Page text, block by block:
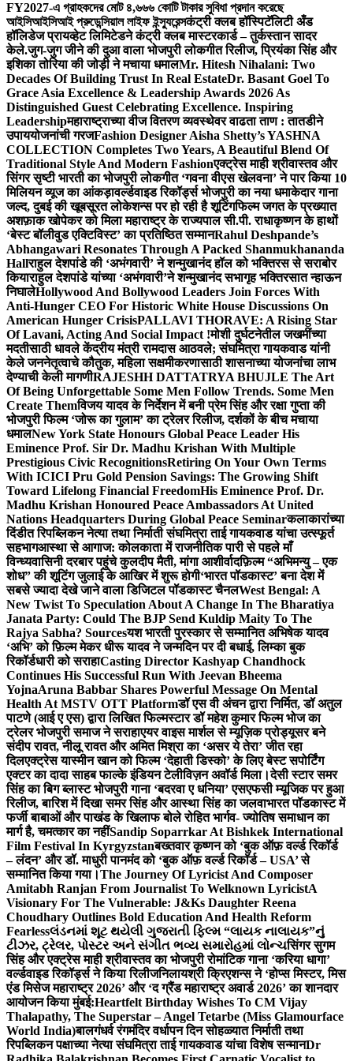
FY2027-এ গ্রাহকদের মোট ৪,৬৬৬ কোটি টাকার সুবিধা প্রদান করেছে
আইসিআইসিআই প্রুডেন্সিয়াল লাইফ ইন্স্যুরেন্সकंट्री क्लब हॉस्पिटॅलिटी अँड
हॉलिडेज प्रायव्हेट लिमिटेडने कंट्री क्लब मास्टरकार्ड – तुर्कस्तान सादर
केले.जुग-जुग जीने की दुआ वाला भोजपुरी लोकगीत रिलीज, प्रियंका सिंह और
इशिका तोरिया की जोड़ी ने मचाया धमालMr. Hitesh Nihalani: Two
Decades Of Building Trust In Real EstateDr. Basant Goel To
Grace Asia Excellence & Leadership Awards 2026 As
Distinguished Guest Celebrating Excellence. Inspiring
Leadershipमहाराष्ट्राच्या वीज वितरण व्यवस्थेवर वाढता ताण : तातडीने
उपाययोजनांची गरजFashion Designer Aisha Shetty’s YASHNA
COLLECTION Completes Two Years, A Beautiful Blend Of
Traditional Style And Modern Fashionएक्ट्रेस माही श्रीवास्तव और
सिंगर सृष्टी भारती का भोजपुरी लोकगीत ‘गवना वीएस खेलवना’ ने पार किया 10
मिलियन व्यूज का आंकड़ावर्ल्डवाइड रिकॉर्ड्स भोजपुरी का नया धमाकेदार गाना
जल्द, दुबई की खूबसूरत लोकेशन्स पर हो रही है शूटिंगफिल्म जगत के प्रख्यात
अशफ़ाक खोपेकर को मिला महाराष्ट्र के राज्यपाल सी.पी. राधाकृष्णन के हाथों
‘बेस्ट बॉलीवुड एक्टिविस्ट’ का प्रतिष्ठित सम्मानRahul Deshpande’s
Abhangawari Resonates Through A Packed Shanmukhananda
Hallराहुल देशपांडे की ‘अभंगवारी’ ने शन्मुखानंद हॉल को भक्तिरस से सराबोर
कियाराहुल देशपांडे यांच्या ‘अभंगवारी’ने शन्मुखानंद सभागृह भक्तिरसात न्हाऊन
निघालेHollywood And Bollywood Leaders Join Forces With
Anti-Hunger CEO For Historic White House Discussions On
American Hunger CrisisPALLAVI THORAVE: A Rising Star
Of Lavani, Acting And Social Impact !मोशी दुर्घटनेतील जखमींच्या
मदतीसाठी धावले केंद्रीय मंत्री रामदास आठवले; संघमित्रा गायकवाड यांनी
केले जननेतृत्वाचे कौतुक, महिला सक्षमीकरणासाठी शासनाच्या योजनांचा लाभ
देण्याची केली मागणीRAJESHH DATTATRYA BHUJLE The Art
Of Being Unforgettable Some Men Follow Trends. Some Men
Create Themविजय यादव के निर्देशन में बनी प्रेम सिंह और रक्षा गुप्ता की
भोजपुरी फिल्म ‘जोरू का गुलाम’ का ट्रेलर रिलीज, दर्शकों के बीच मचाया
धमालNew York State Honours Global Peace Leader His
Eminence Prof. Sir Dr. Madhu Krishan With Multiple
Prestigious Civic RecognitionsRetiring On Your Own Terms
With ICICI Pru Gold Pension Savings: The Growing Shift
Toward Lifelong Financial FreedomHis Eminence Prof. Dr.
Madhu Krishan Honoured Peace Ambassadors At United
Nations Headquarters During Global Peace Seminarकलाकारांच्या
दिंडीत रिपब्लिकन नेत्या तथा निर्माती संघमित्रा ताई गायकवाड यांचा उत्स्फूर्त
सहभागआस्था से आगाज: कोलकाता में राजनीतिक पारी से पहले माँ
विन्ध्यवासिनी दरबार पहुंचे कुलदीप मैती, मांगा आशीर्वादफ़िल्म “अभिमन्यु – एक
शोध” की शूटिंग जुलाई के आखिर में शुरू होगी‘भारत पॉडकास्ट’ बना देश में
सबसे ज्यादा देखे जाने वाला डिजिटल पॉडकास्ट चैनलWest Bengal: A
New Twist To Speculation About A Change In The Bharatiya
Janata Party: Could The BJP Send Kuldip Maity To The
Rajya Sabha? Sourcesयश भारती पुरस्कार से सम्मानित अभिषेक यादव
‘अभि’ को फ़िल्म मेकर धीरू यादव ने जन्मदिन पर दी बधाई, लिम्का बुक
रिकॉर्डधारी को सराहाCasting Director Kashyap Chandhock
Continues His Successful Run With Jeevan Bheema
YojnaAruna Babbar Shares Powerful Message On Mental
Health At MSTV OTT Platformडॉ एस वी अंचन द्वारा निर्मित, डॉ अतुल
पाटणे (आई ए एस) द्वारा लिखित फिल्मस्टार डॉ महेश कुमार फिल्म भोज का
ट्रेलर भोजपुरी समाज ने सराहाएयर वाइस मार्शल से म्यूज़िक प्रोड्यूसर बने
संदीप रावत, नीलू रावत और अमित मिश्रा का ‘असर ये तेरा’ जीत रहा
दिलएक्ट्रेस यास्मीन खान को फिल्म ‘देहाती डिस्को’ के लिए बेस्ट सपोर्टिंग
एक्टर का दादा साहब फाल्के इंडियन टेलीविज़न अवॉर्ड मिला।देसी स्टार समर
सिंह का बिग ब्लास्ट भोजपुरी गाना ‘बदरवा ए धनिया’ एसएफसी म्यूजिक पर हुआ
रिलीज, बारिश में दिखा समर सिंह और आस्था सिंह का जलवाभारत पॉडकास्ट में
फर्जी बाबाओं और पाखंड के खिलाफ बोले रोहित भार्गव- ज्योतिष समाधान का
मार्ग है, चमत्कार का नहींSandip Soparrkar At Bishkek International
Film Festival In Kyrgyzstanबख्तवार कृष्णन को ‘बुक ऑफ़ वर्ल्ड रिकॉर्ड
– लंदन’ और डॉ. माधुरी पानमंद को ‘बुक ऑफ़ वर्ल्ड रिकॉर्ड – USA’ से
सम्मानित किया गया।The Journey Of Lyricist And Composer
Amitabh Ranjan From Journalist To Welknown LyricistA
Visionary For The Vulnerable: J&Ks Daughter Reena
Choudhary Outlines Bold Education And Health Reform
Fearlessલંડનમાં શૂટ થયેલી ગુજરાતી ફિલ્મ “લાયક નાલાયક”નું
ટીઝર, ટ્રેલર, પોસ્ટર અને સંગીત ભવ્ય સમારોહમાં લોન્ચसिंगर सुगम
सिंह और एक्ट्रेस माही श्रीवास्तव का भोजपुरी रोमांटिक गाना ‘करिया धागा’
वर्ल्डवाइड रिकॉर्ड्स ने किया रिलीजनिलायश्री क्रिएशन्स ने ‘होप्स मिस्टर, मिस
एंड मिसेज महाराष्ट्र 2026’ और ‘द ग्रैंड महाराष्ट्र अवार्ड 2026’ का शानदार
आयोजन किया मुंबई:Heartfelt Birthday Wishes To CM Vijay
Thalapathy, The Superstar – Angel Tetarbe (Miss Glamourface
World India)बालगंधर्व रंगमंदिर वर्धापन दिन सोहळ्यात निर्माती तथा
रिपब्लिकन पक्षाच्या नेत्या संघमित्रा ताई गायकवाड यांचा विशेष सन्मानDr